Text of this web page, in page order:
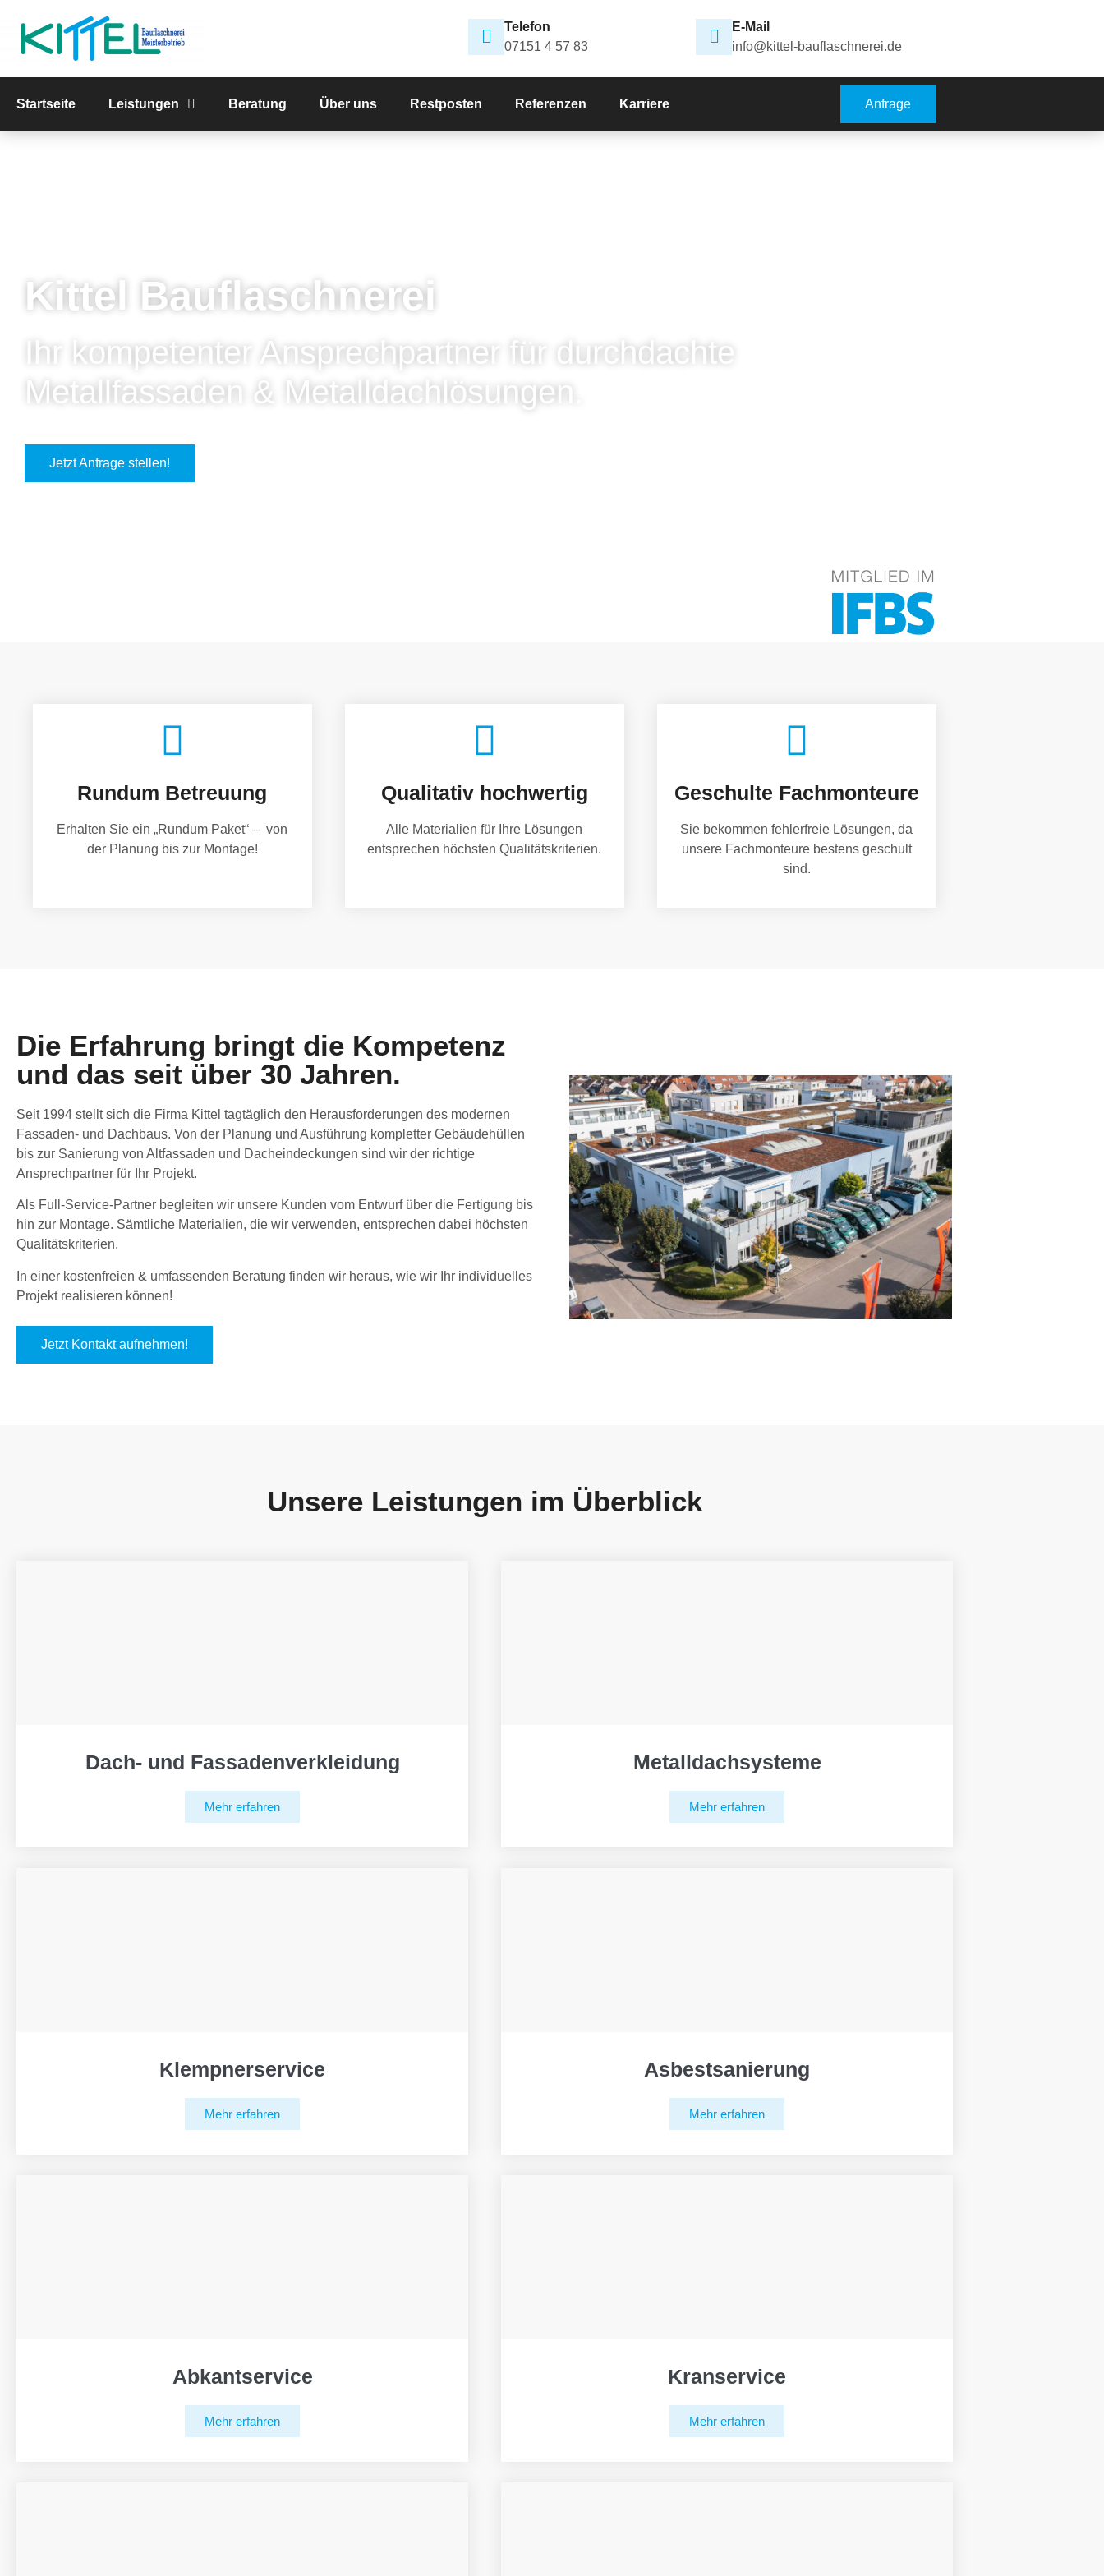
Telefon
07151 4 57 83
E-Mail
info@kittel-bauflaschnerei.de
Startseite Leistungen Beratung Über uns Restposten Referenzen Karriere Anfrage
Kittel Bauflaschnerei
Ihr kompetenter Ansprechpartner für durchdachte
Metallfassaden & Metalldachlösungen.
Jetzt Anfrage stellen!
Rundum Betreuung
Erhalten Sie ein „Rundum Paket“ – von
der Planung bis zur Montage!
Qualitativ hochwertig
Alle Materialien für Ihre Lösungen
entsprechen höchsten Qualitätskriterien.
Geschulte Fachmonteure
Sie bekommen fehlerfreie Lösungen, da
unsere Fachmonteure bestens geschult
sind.
Die Erfahrung bringt die Kompetenz
und das seit über 30 Jahren.
Seit 1994 stellt sich die Firma Kittel tagtäglich den Herausforderungen des modernen
Fassaden- und Dachbaus. Von der Planung und Ausführung kompletter Gebäudehüllen
bis zur Sanierung von Altfassaden und Dacheindeckungen sind wir der richtige
Ansprechpartner für Ihr Projekt.
Als Full-Service-Partner begleiten wir unsere Kunden vom Entwurf über die Fertigung bis
hin zur Montage. Sämtliche Materialien, die wir verwenden, entsprechen dabei höchsten
Qualitätskriterien.
In einer kostenfreien & umfassenden Beratung finden wir heraus, wie wir Ihr individuelles
Projekt realisieren können!
Jetzt Kontakt aufnehmen!
Unsere Leistungen im Überblick
Dach- und Fassadenverkleidung
Mehr erfahren
Metalldachsysteme
Mehr erfahren
Klempnerservice
Mehr erfahren
Asbestsanierung
Mehr erfahren
Abkantservice
Mehr erfahren
Kranservice
Mehr erfahren